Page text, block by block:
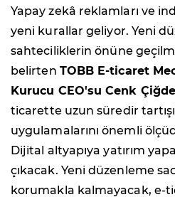
Yapay zekâ reklamları ve
yeni kurallar geliyor. Yeni
sahteciliklerin önüne
belirten TOBB E-ticaret
Kurucu CEO'su Cenk
ticarette uzun süredir
uygulamalarını önemli
Dijital altyapıya yatırım
çıkacak. Yeni düzenleme
korumakla kalmayacak, e-